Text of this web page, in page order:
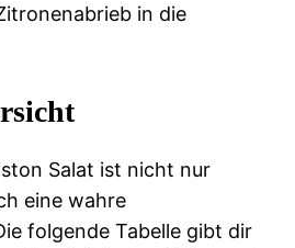
in die
Salat ist nicht nur
eine wahre
folgende Tabelle gibt dir